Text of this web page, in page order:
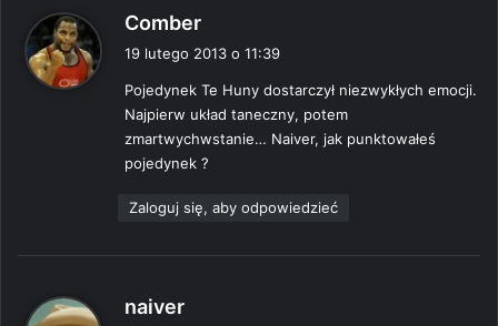
Comber
z
e
:
19 lutego 2013 o 11:39
Pojedynek Te Huny dostarczył niezwykłych emocji.
Najpierw układ taneczny, potem
zmartwychwstanie… Naiver, jak punktowałeś
pojedynek ?
Zaloguj się, aby odpowiedzieć
naiver